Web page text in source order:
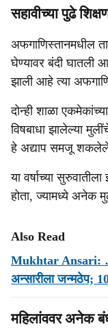
सहावीच्या पुढे
अफगाणिस्तानमधील
घेण्यावर बंदी घातली
झाली आहे त्या
दोन्ही शाळा
विषबाधा झालेल्या
हे अद्याप समजू शकलेले
या वर्षाच्या
होता, ज्यामध्ये अनेक
Also Read
Mukhtar Ansari:
अन्सारीला जन्मठेप;
महिलांववर अनेक